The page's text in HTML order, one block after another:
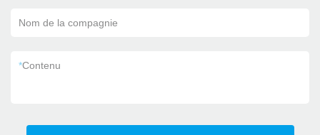
Nom de la compagnie
*Contenu